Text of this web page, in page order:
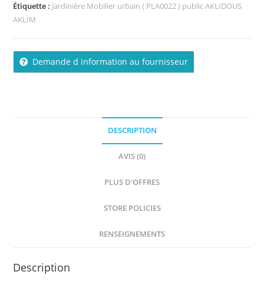
Étiquette : Jardinière Mobilier urbain ( PLA0022 ) public AKLIDOUS
AKLIM
Demande d information au fournisseur
DESCRIPTION
AVIS (0)
PLUS D'OFFRES
STORE POLICIES
RENSEIGNEMENTS
Description